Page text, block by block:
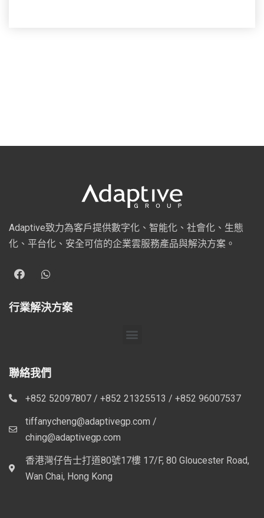
Adaptive致力為客戶提供數字化、智能化、社會化、生態
化、平台化、安全可信的企業雲服務產品與解決方案。
行業解決方案
聯絡我們
+852 52097807 / +852 21325513 / +852 96007537
tiffanycheng@adaptivegp.com /
ching@adaptivegp.com
香港灣仔告士打道80號17樓 17/F, 80 Gloucester Road,
Wan Chai, Hong Kong